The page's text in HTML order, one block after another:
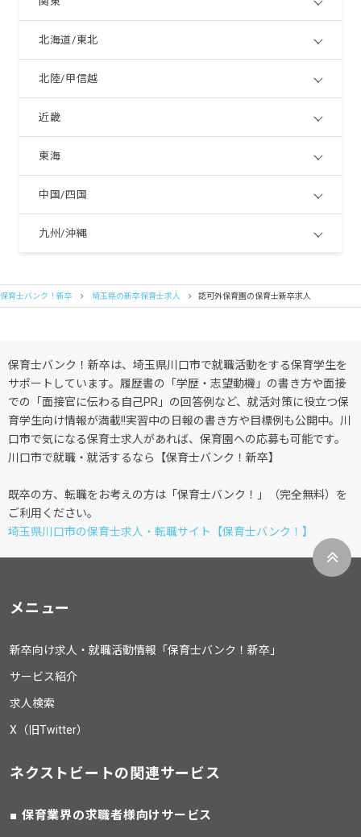
北海道/東北
北陸/甲信越
近畿
東海
中国/四国
九州/沖縄
保育士バンク！新卒 埼玉県の新卒保育士求人 認可外保育園の保育士新卒求人
保育士バンク！新卒は、埼玉県川口市で就職活動をする保育学生を
サポートしています。履歴書の「学歴・志望動機」の書き方や面接
での「面接官に伝わる自己PR」の回答例など、就活対策に役立つ保
育学生向け情報が満載!!実習中の日報の書き方や目標例も公開中。川
口市で気になる保育士求人があれば、保育園への応募も可能です。
川口市で就職・就活するなら【保育士バンク！新卒】
既卒の方、転職をお考えの方は「保育士バンク！」（完全無料）を
ご利用ください。
埼玉県川口市の保育士求人・転職サイト【保育士バンク！】
メニュー
新卒向け求人・就職活動情報「保育士バンク！新卒」
サービス紹介
求人検索
X（旧Twitter）
ネクストビートの関連サービス
保育業界の求職者様向けサービス